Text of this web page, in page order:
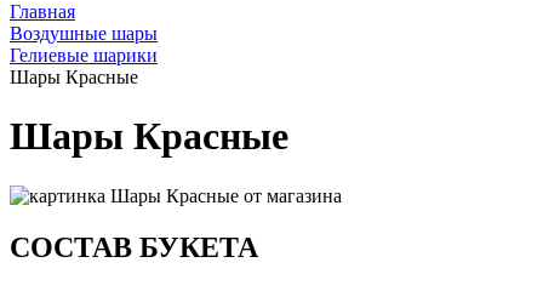
Главная
Воздушные шары
Гелиевые шарики
Шары Красные
Шары Красные
СОСТАВ БУКЕТА